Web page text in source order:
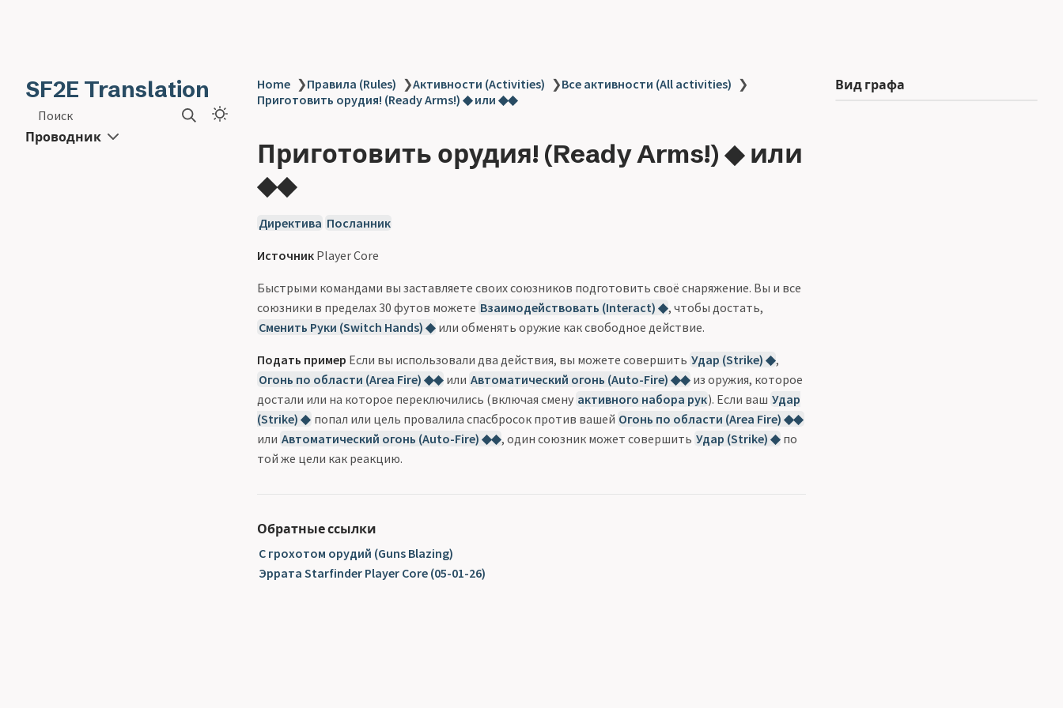
SF2E Translation
Поиск
Проводник
Home ❯Правила (Rules) ❯Активности (Activities) ❯Все активности (All activities) ❯
Приготовить орудия! (Ready Arms!) ◆ или ◆◆
Приготовить орудия! (Ready Arms!) ◆ или
◆◆
Директива Посланник
Источник Player Core
Быстрыми командами вы заставляете своих союзников подготовить своё снаряжение. Вы и все
союзники в пределах 30 футов можете Взаимодействовать (Interact) ◆, чтобы достать,
Сменить Руки (Switch Hands) ◆ или обменять оружие как свободное действие.
Подать пример Если вы использовали два действия, вы можете совершить Удар (Strike) ◆,
Огонь по области (Area Fire) ◆◆ или Автоматический огонь (Auto-Fire) ◆◆ из оружия, которое
достали или на которое переключились (включая смену активного набора рук). Если ваш Удар
(Strike) ◆ попал или цель провалила спасбросок против вашей Огонь по области (Area Fire) ◆◆
или Автоматический огонь (Auto-Fire) ◆◆, один союзник может совершить Удар (Strike) ◆ по
той же цели как реакцию.
Обратные ссылки
С грохотом орудий (Guns Blazing)
Эррата Starfinder Player Core (05-01-26)
Вид графа